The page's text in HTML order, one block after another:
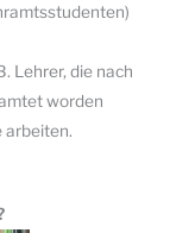
Lehrer, die nach
worden
arbeiten.